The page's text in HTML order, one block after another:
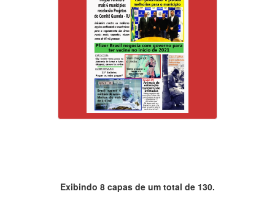
Exibindo 8 capas de um total de 130.